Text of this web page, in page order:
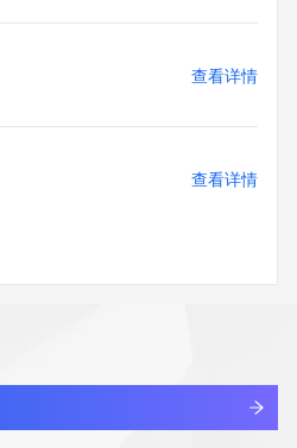
查看详情
查看详情
查看详情